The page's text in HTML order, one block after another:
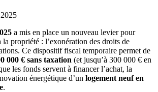
a mis en place un nouveau levier pour
la propriété : l’exonération des droits de
Ce dispositif fiscal temporaire permet de
000 € sans taxation (et jusqu’à 300 000 € en
les fonds servent à financer l’achat, la
énergétique d’un logement neuf en
.